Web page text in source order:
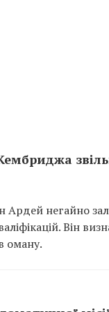
негайно
Він
оману.